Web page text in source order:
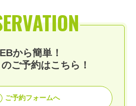
から簡単！
ご予約はこちら！
ご予約フォームへ